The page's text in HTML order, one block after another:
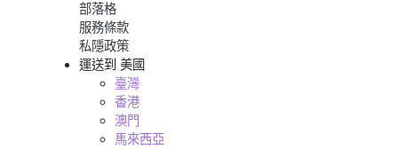
部落格
服務條款
私隱政策
運送到 美國
臺灣
香港
澳門
馬來西亞